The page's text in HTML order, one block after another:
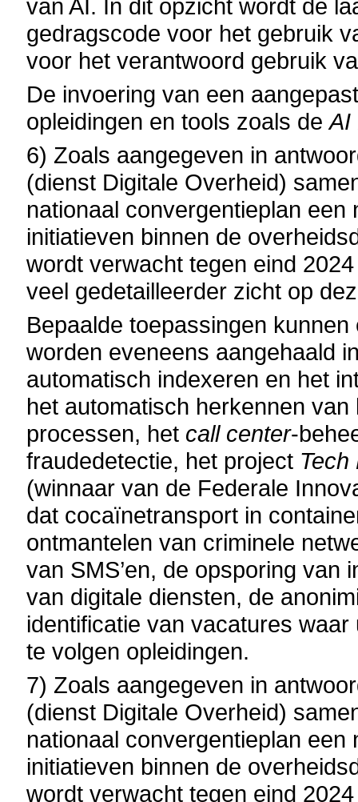
van AI. In dit opzicht wordt de
gedragscode voor het gebruik
voor het verantwoord gebruik
De invoering van een
opleidingen en tools zoals deAI
6) Zoals aangegeven in
(dienst Digitale Overheid)
nationaal convergentieplan
initiatieven binnen de
wordt verwacht tegen eind
veel gedetailleerder zicht op
Bepaalde toepassingen
worden eveneens aangehaald
automatisch indexeren en het
het automatisch herkennen
processen, het call center-
fraudedetectie, het project
(winnaar van de Federale
dat cocaïnetransport in
ontmantelen van criminele
van SMS’en, de opsporing van
van digitale diensten, de
identificatie van vacatures
te volgen opleidingen.
7) Zoals aangegeven in
(dienst Digitale Overheid)
nationaal convergentieplan
initiatieven binnen de
wordt verwacht tegen eind